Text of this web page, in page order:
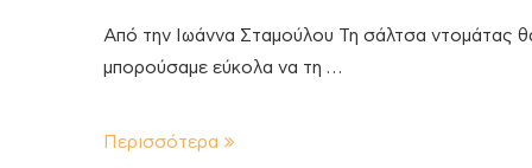
Από την Ιωάννα Σταμούλου Τη σάλτσα ντομάτας
μπορούσαμε εύκολα να τη …
Περισσότερα